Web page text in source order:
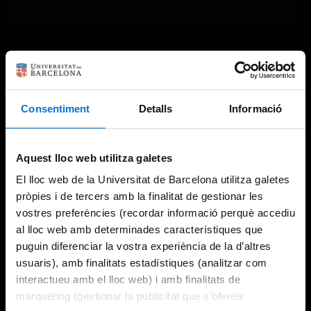
Consentiment Detalls Informació
Aquest lloc web utilitza galetes
El lloc web de la Universitat de Barcelona utilitza galetes
pròpies i de tercers amb la finalitat de gestionar les
vostres preferències (recordar informació perquè accediu
al lloc web amb determinades característiques que
puguin diferenciar la vostra experiència de la d’altres
usuaris), amb finalitats estadístiques (analitzar com
interactueu amb el lloc web) i amb finalitats de
màrqueting (gestionar la publicitat que s’ofereix